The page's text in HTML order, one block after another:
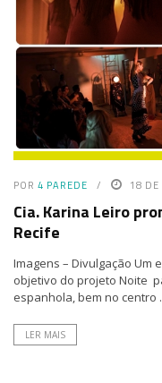
POR 4 PAREDE 18 DE
Cia. Karina Leiro
Recife
Imagens – Divulgação Um
objetivo do projeto Noite
espanhola, bem no centro
LER MAIS